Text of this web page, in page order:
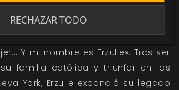
traje hecho por ella misma y
declarando: «Mami... Papi... No
nací en este día tuvisteis una
Y mi nombre es Erzulie». Tras ser
familia católica y triunfar en los
York, Erzulie expandió su legado
RECHAZAR TODO